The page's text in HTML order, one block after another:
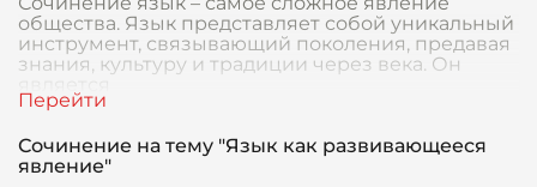
общества. Язык представляет собой уникальный
инструмент, связывающий поколения, предавая
знания, культуру и традиции через века. Он
Сочинение на тему "Язык как развивающееся
явление"